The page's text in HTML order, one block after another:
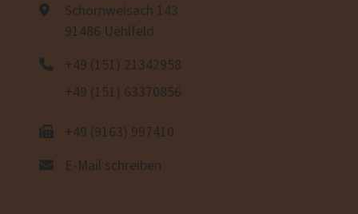
Schornweisach 143
91486 Uehlfeld
+49 (151) 21342958
+49 (151) 63370856
+49 (9163) 997410
E-Mail schreiben